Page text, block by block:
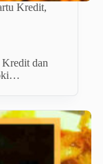
Kredit,
dan